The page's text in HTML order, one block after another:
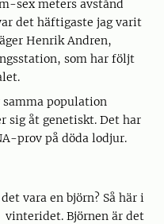
sex meters avstånd
det häftigaste jag varit
Henrik Andren,
som har följt
samma population
sig åt genetiskt. Det har
prov på döda lodjur.
vara en björn? Så här i
Björnen är det